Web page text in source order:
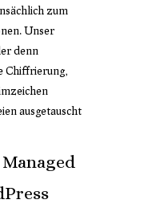
zum
Unser
denn
Chiffrierung,
ausgetauscht